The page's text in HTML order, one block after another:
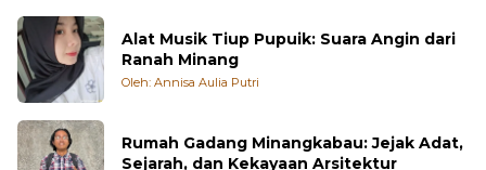
Alat Musik Tiup Pupuik: Suara Angin dari
Ranah Minang
Oleh: Annisa Aulia Putri
Rumah Gadang Minangkabau: Jejak Adat,
Sejarah, dan Kekayaan Arsitektur